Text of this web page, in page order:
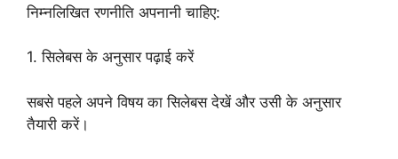
निम्नलिखित रणनीति अपनानी चाहिए:
1. सिलेबस के अनुसार पढ़ाई करें
सबसे पहले अपने विषय का सिलेबस देखें और उसी के अनुसार
तैयारी करें।